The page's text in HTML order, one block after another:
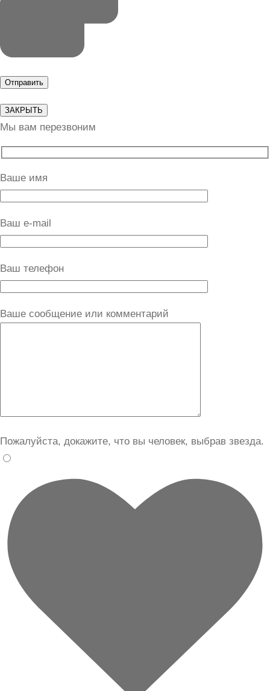
ЗАКРЫТЬ
Мы вам перезвоним
Ваше имя
Ваш e-mail
Ваш телефон
Ваше сообщение или комментарий
Пожалуйста, докажите, что вы человек, выбрав звезда.